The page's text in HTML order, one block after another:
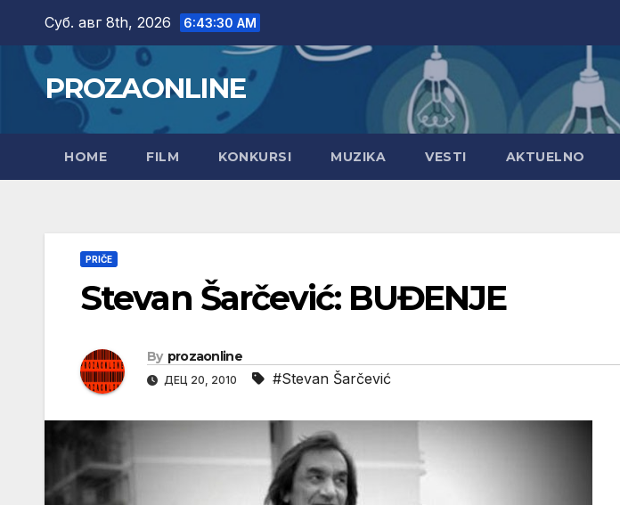
content
Суб. авг 8th, 2026 6:43:31 AM
PROZAONLINE
HOME FILM KONKURSI MUZIKA VESTI AKTUELNO
PRIČE
Stevan Šarčević: BUĐENJE
By prozaonline
ДЕЦ 20, 2010 #Stevan Šarčević